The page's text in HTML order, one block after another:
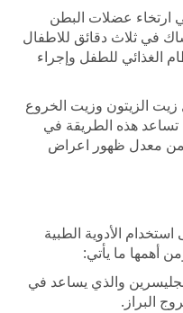
ارتخاء عضلات البطن
في ثلاث دقائق للاطفال
الغذائي للطفل وإجراء
زيت الزيتون وزيت الخروع
هذه الطريقة في
من معدل ظهور اعراض
الأدوية الطبية
أهمها ما يأتي:
والذي يساعد في
البراز.